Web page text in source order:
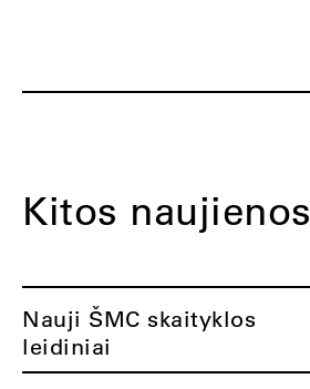
Kitos naujienos
Nauji ŠMC skaityklos
leidiniai